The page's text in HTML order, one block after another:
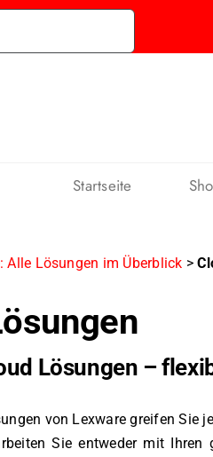
Startseite
Alle Lösungen im Überblick >
Lösungen –
von Lexware greifen Sie
Sie entweder mit